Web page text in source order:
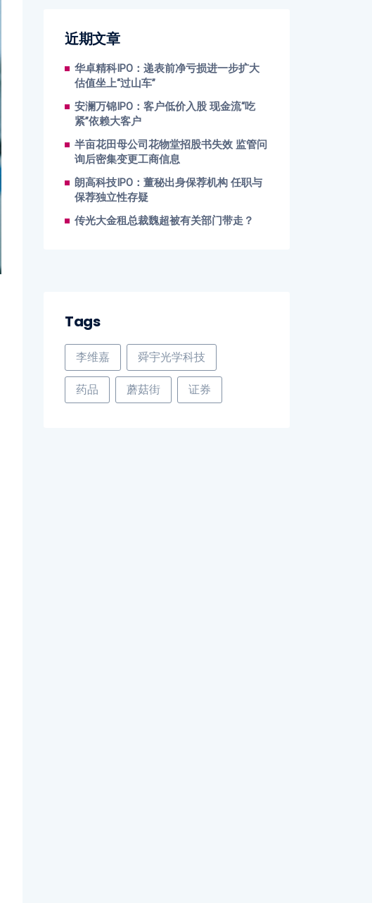
近期文章
华卓精科IPO：递表前净亏损进一步扩大
估值坐上“过山车”
安澜万锦IPO：客户低价入股 现金流“吃
紧”依赖大客户
半亩花田母公司花物堂招股书失效 监管问
询后密集变更工商信息
朗高科技IPO：董秘出身保荐机构 任职与
保荐独立性存疑
传光大金租总裁魏超被有关部门带走？
Tags
李维嘉 舜宇光学科技
药品 蘑菇街 证券